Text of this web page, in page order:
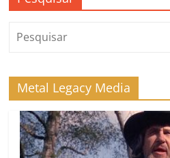
Metal Legacy Media